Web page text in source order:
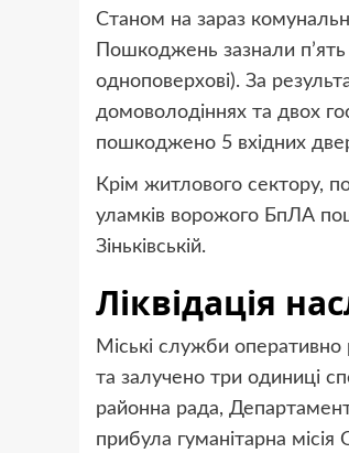
Станом на зараз
Пошкоджень зазнали
одноповерхові). За
домоволодіннях та двох
пошкоджено 5 вхідних
Крім житлового сектору,
уламків ворожого БпЛА
Зіньківській.
Ліквідація
Міські служби
та залучено три одиниці
районна рада,
прибула гуманітарна